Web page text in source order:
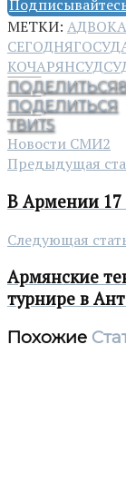
МЕТКИ:
СЕГОДНЯ
КОЧАРЯНСУД
ПОДЕЛИТЬСЯ
ПОДЕЛИТЬСЯ
ТВИТ5
Новости СМИ2
Предыдущая
В Армении 17
Следующая
Армянские
турнире в
Похожие